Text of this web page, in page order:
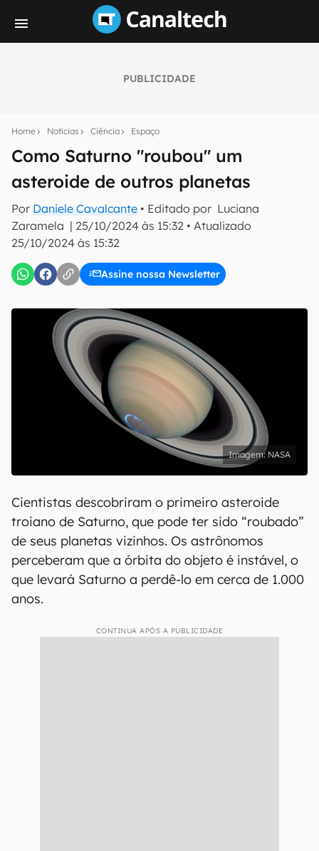
PUBLICIDADE
Home Notícias Ciência Espaço
Como Saturno "roubou" um
asteroide de outros planetas
Por Daniele Cavalcante • Editado por Luciana
Zaramela | 25/10/2024 às 15:32 • Atualizado
25/10/2024 às 15:32
Assine nossa Newsletter
notícias e reviews sobre tecnologia em primeira
E-mail
Confirmo que li, aceito e concordo com os
NASA
Cientistas descobriram o primeiro asteroide
troiano de Saturno, que pode ter sido “roubado”
de seus planetas vizinhos. Os astrônomos
perceberam que a órbita do objeto é instável, o
que levará Saturno a perdê-lo em cerca de 1.000
anos.
CONTINUA APÓS A PUBLICIDADE